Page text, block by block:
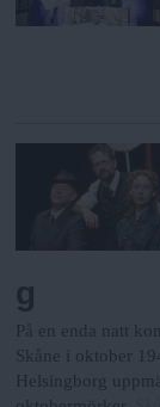
g
På en enda natt
Skåne i oktober
Helsingborg